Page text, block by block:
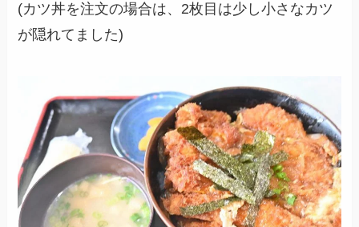
(カツ丼を注文の場合は、2枚目は少し小さなカツ
が隠れてました)